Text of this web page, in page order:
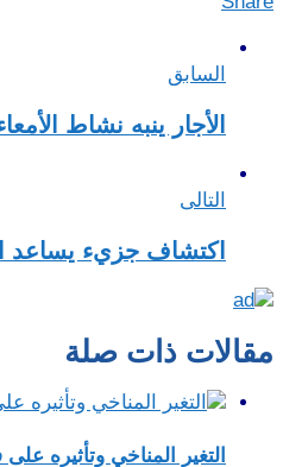
السابق
الأجار ينبه نشاط
التالى
اكتشاف جزيء يساعد
مقالات ذات صلة
التغير المناخي وتأثيره